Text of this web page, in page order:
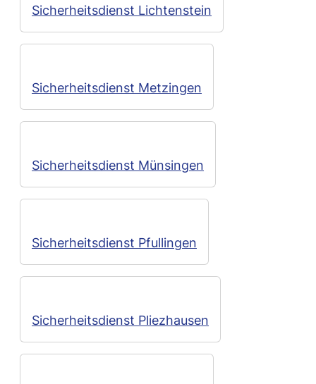
Sicherheitsdienst Lichtenstein
Sicherheitsdienst Metzingen
Sicherheitsdienst Münsingen
Sicherheitsdienst Pfullingen
Sicherheitsdienst Pliezhausen